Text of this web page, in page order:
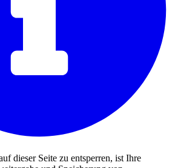
dieser Seite zu entsperren, ist Ihre